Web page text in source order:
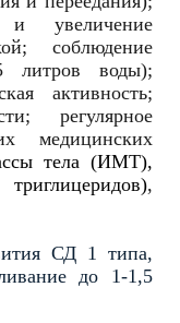
увеличение
соблюдение
литров воды);
активность;
регулярное
медицинских
тела (ИМТ),
,
СД 1 типа,
до 1-1,5